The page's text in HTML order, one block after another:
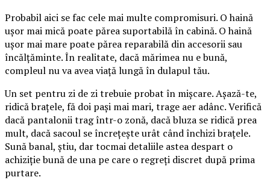
Probabil aici se fac cele mai multe compromisuri. O haină
ușor mai mică poate părea suportabilă în cabină. O haină
ușor mai mare poate părea reparabilă din accesorii sau
încălțăminte. În realitate, dacă mărimea nu e bună,
compleul nu va avea viață lungă în dulapul tău.
Un set pentru zi de zi trebuie probat în mișcare. Așază-te,
ridică brațele, fă doi pași mai mari, trage aer adânc. Verifică
dacă pantalonii trag într-o zonă, dacă bluza se ridică prea
mult, dacă sacoul se încrețește urât când închizi brațele.
Sună banal, știu, dar tocmai detaliile astea despart o
achiziție bună de una pe care o regreți discret după prima
purtare.